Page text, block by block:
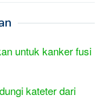
untuk kanker fusi
kateter dari